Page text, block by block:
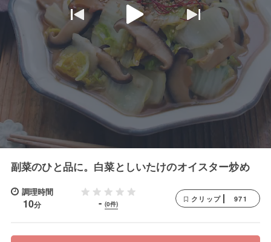
副菜のひと品に。白菜としいたけのオイスター炒め
調理時間
10分 - (0件)
クリップ 971